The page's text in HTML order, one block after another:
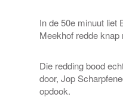
In de 50e minuut liet
Meekhof redde
Die redding bood
door, Jop
opdook.